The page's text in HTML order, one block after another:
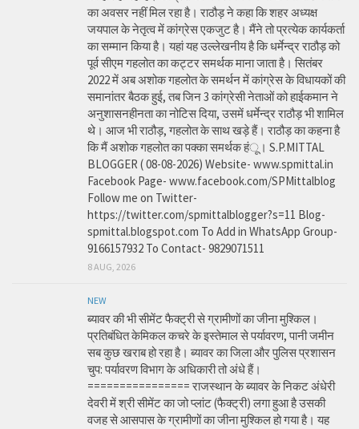
का अवसर नहीं मिल रहा है। राठौड़ ने कहा कि शहर अध्यक्ष
जयपाल के नेतृत्व में कांग्रेस एकजुट है। मैंने तो प्रत्येक कार्यकर्ता
का सम्मान किया है। यहां यह उल्लेखनीय है कि धर्मेन्द्र राठौड़ को
पूर्व सीएम गहलोत का कट्टर समर्थक माना जाता है। सितंबर
2022 में अब अशोक गहलोत के समर्थन में कांग्रेस के विधायकों की
समानांतर बैठक हुई, तब जिन 3 कांग्रेसी नेताओं को हाईकमान ने
अनुशासनहीनता का नोटिस दिया, उसमें धर्मेन्द्र राठौड़ भी शामिल
थे। आज भी राठौड़, गहलोत के साथ खड़े हैं। राठौड़ का कहना है
कि मैं अशोक गहलोत का पक्का समर्थक हंू। S.P.MITTAL
BLOGGER ( 08-08-2026) Website- www.spmittal.in
Facebook Page- www.facebook.com/SPMittalblog
Follow me on Twitter-
https://twitter.com/spmittalblogger?s=11 Blog-
spmittal.blogspot.com To Add in WhatsApp Group-
9166157932 To Contact- 9829071511
8 AUG, 2026
NEW
ब्यावर की भी सीमेंट फैक्ट्री से ग्रामीणों का जीना मुश्किल।
प्रतिबंधित केमिकल कचरे के इस्तेमाल से पर्यावरण, पानी जमीन
सब कुछ खराब हो रहा है। ब्यावर का जिला और पुलिस प्रशासन
चुप: पर्यावरण विभाग के अधिकारी तो अंधे हैं।
================ राजस्थान के ब्यावर के निकट अंधेरी
देवरी में श्री सीमेंट का जो प्लांट (फैक्ट्री) लगा हुआ है उसकी
वजह से आसपास के ग्रामीणों का जीना मुश्किल हो गया है। यह